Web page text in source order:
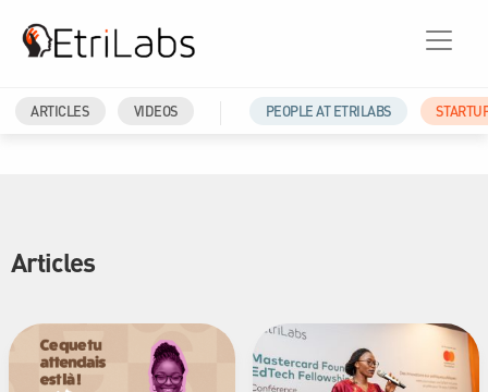
ARTICLES VIDEOS PEOPLE AT ETRILABS
Articles